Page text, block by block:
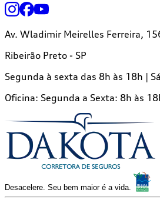
Av. Wladimir Meirelles Ferreira,
Ribeirão Preto - SP
Segunda à sexta das 8h às 18h |
Oficina: Segunda a Sexta: 8h às
Desacelere. Seu bem maior é a vida.